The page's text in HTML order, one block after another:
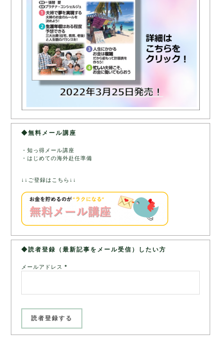
◆無料メール講座
・知っ得メール講座
・はじめての海外赴任準備
↓↓ご登録はこちら↓↓
◆読者登録（最新記事をメール受信）したい方
メールアドレス*